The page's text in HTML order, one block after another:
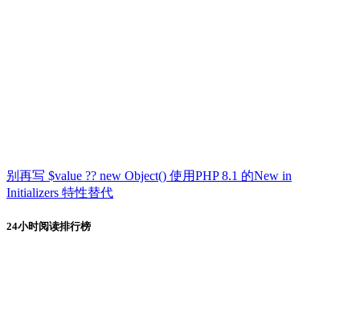
别再写 $value ?? new Object() 使用PHP 8.1 的New in
Initializers 特性替代
24小时阅读排行榜